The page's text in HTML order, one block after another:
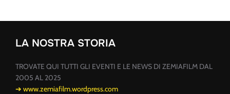
LA NOSTRA STORIA
TROVATE QUI TUTTI GLI EVENTI E LE NEWS DI ZEMIAFILM DAL
2005 AL 2025
➔ www.zemiafilm.wordpress.com